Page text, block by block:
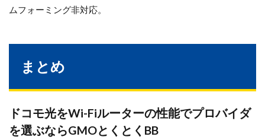
ムフォーミング非対応。
まとめ
ドコモ光をWi-Fiルーターの性能でプロバイダ
を選ぶならGMOとくとくBB